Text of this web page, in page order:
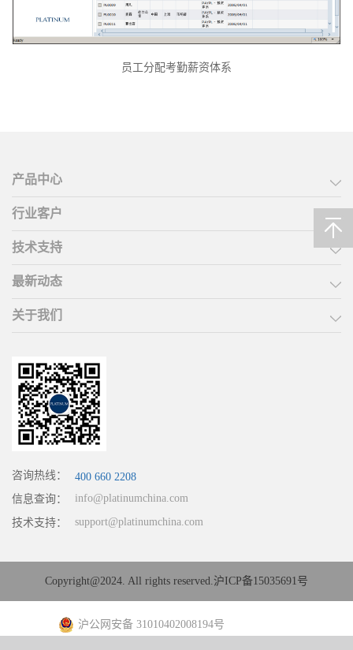
员工分配考勤薪资体系
产品中心
行业客户
技术支持
最新动态
关于我们
咨询热线：
400 660 2208
信息查询：
info@platinumchina.com
技术支持： support@platinumchina.com
Copyright@2024. All rights reserved.沪ICP备15035691号
沪公网安备 31010402008194号